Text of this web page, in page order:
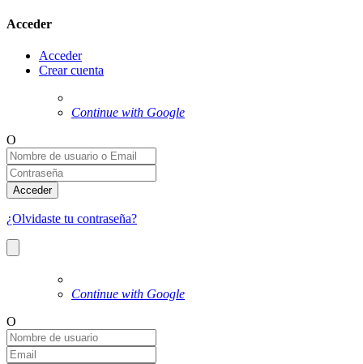
Acceder
Acceder
Crear cuenta
Continue with Google
O
Acceder
¿Olvidaste tu contraseña?
Continue with Google
O